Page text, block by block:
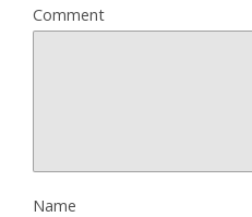
Comment
Name